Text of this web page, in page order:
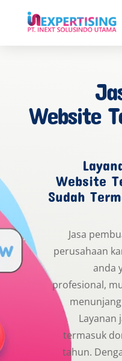
Website
Website
Sudah
Jasa
perusahaan
anda
profesional,
Layanan
termasuk
tahun.